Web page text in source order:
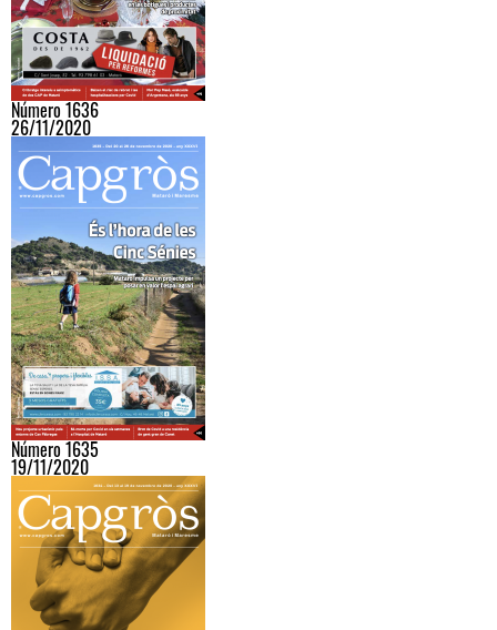
Número 1636
26/11/2020
Número 1635
19/11/2020